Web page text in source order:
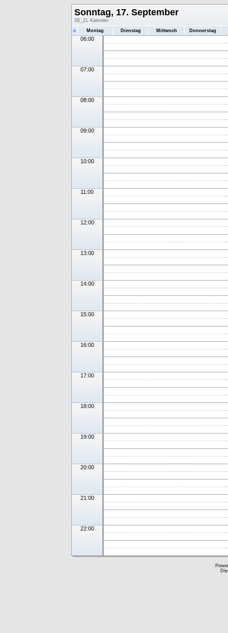
Sonntag, 17. September
SE_ZL Kalender
« Montag Dienstag Mittwoch Donnerstag
06:00
07:00
08:00
09:00
10:00
11:00
12:00
13:00
14:00
15:00
16:00
17:00
18:00
19:00
20:00
21:00
22:00